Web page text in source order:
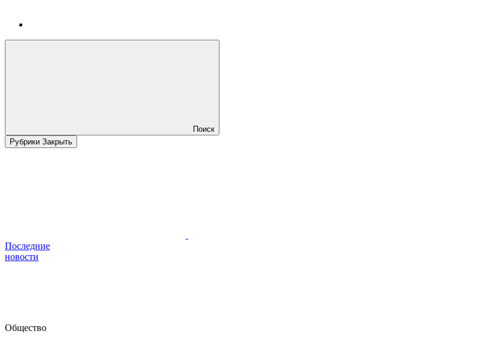
Поиск
Рубрики Закрыть
Последние
новости
Общество